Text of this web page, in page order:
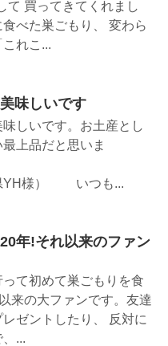
て 買ってきてくれまし
べた巣ごもり、 変わら
れこ...
味しいです
しいです。お土産とし
上品だと思いま
。
様） いつも...
年!それ以来のファン
て初めて巣ごもりを食
来の大ファンです。友達
ゼントしたり、 反対に
...